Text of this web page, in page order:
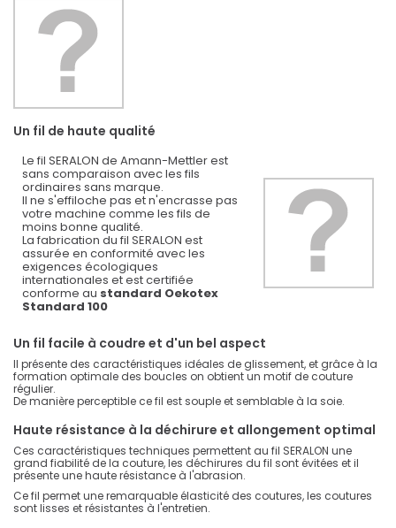
Un fil de haute qualité
Le fil SERALON de Amann-Mettler est
sans comparaison avec les fils
ordinaires sans marque.
Il ne s'effiloche pas et n'encrasse pas
votre machine comme les fils de
moins bonne qualité.
La fabrication du fil SERALON est
assurée en conformité avec les
exigences écologiques
internationales et est certifiée
conforme au standard Oekotex
Standard 100
Un fil facile à coudre et d'un bel aspect
Il présente des caractéristiques idéales de glissement, et grâce à la
formation optimale des boucles on obtient un motif de couture
régulier.
De manière perceptible ce fil est souple et semblable à la soie.
Haute résistance à la déchirure et allongement optimal
Ces caractéristiques techniques permettent au fil SERALON une
grand fiabilité de la couture, les déchirures du fil sont évitées et il
présente une haute résistance à l'abrasion.
Ce fil permet une remarquable élasticité des coutures, les coutures
sont lisses et résistantes à l'entretien.